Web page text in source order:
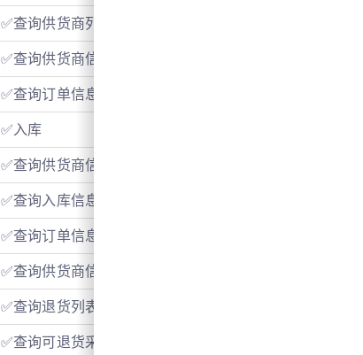
✅查询供货商列表
✅查询供货商信息
✅查询订单信息
✅入库
✅查询供货商信息
✅查询入库信息
✅查询订单信息
✅查询供货商信息
✅查询退货列表
✅查询可退货采购列表